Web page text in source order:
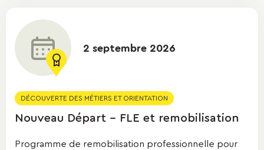
2 septembre 2026
DÉCOUVERTE DES MÉTIERS ET ORIENTATION
Nouveau Départ - FLE et remobilisation
Programme de remobilisation professionnelle pour